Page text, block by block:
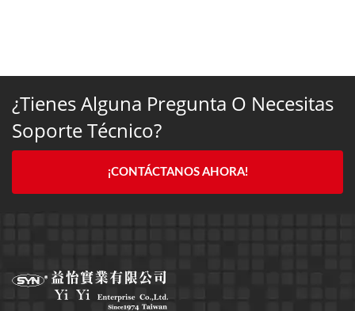
¿Tienes Alguna Pregunta O Necesitas
Soporte Técnico?
¡CONTÁCTANOS AHORA!